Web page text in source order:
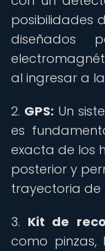
posibilidades
diseñados
al ingresar a
2. GPS: Un
es
exacta de los
posterior y
trayectoria de
3. Kit de
como pinzas,